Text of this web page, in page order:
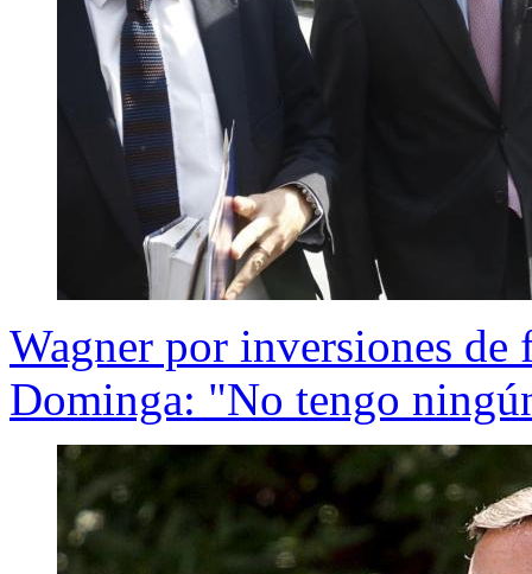
Wagner por inversiones
Dominga: "No tengo